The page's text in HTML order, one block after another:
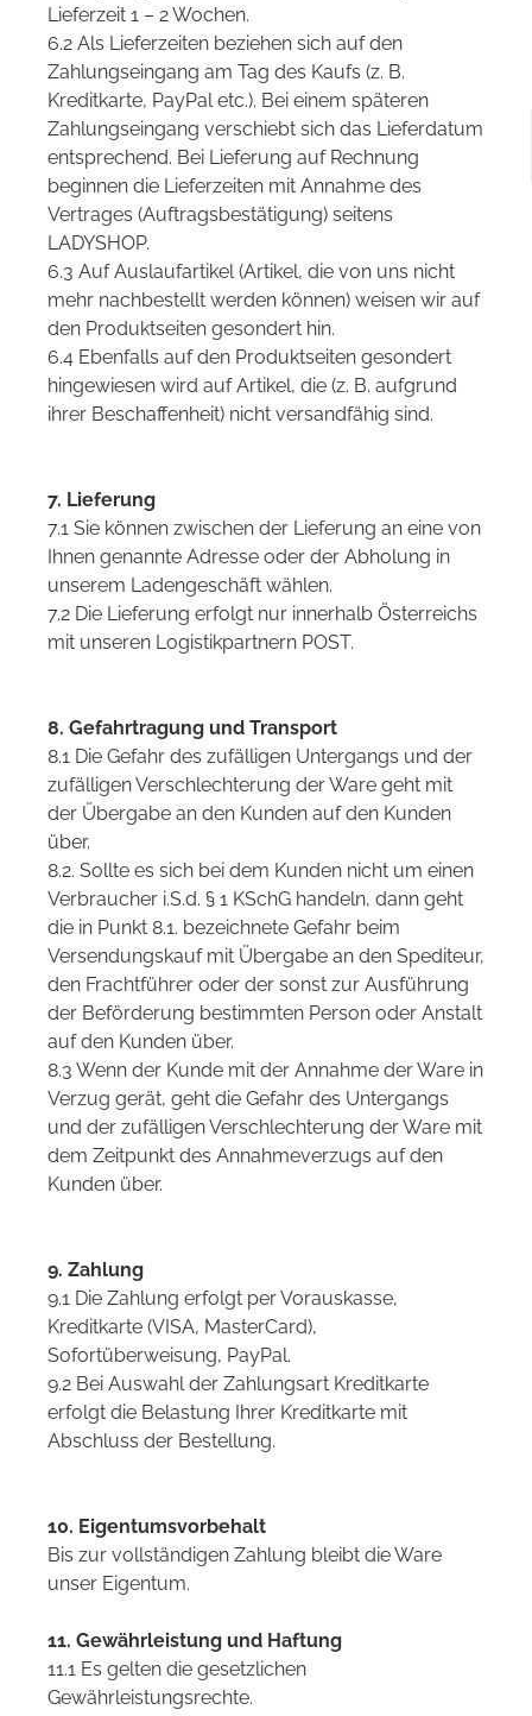
Lieferzeit 1 – 2 Wochen.
6.2 Als Lieferzeiten beziehen sich auf den
Zahlungseingang am Tag des Kaufs (z. B.
Kreditkarte, PayPal etc.). Bei einem späteren
Zahlungseingang verschiebt sich das Lieferdatum
entsprechend. Bei Lieferung auf Rechnung
beginnen die Lieferzeiten mit Annahme des
Vertrages (Auftragsbestätigung) seitens
LADYSHOP.
6.3 Auf Auslaufartikel (Artikel, die von uns nicht
mehr nachbestellt werden können) weisen wir auf
den Produktseiten gesondert hin.
6.4 Ebenfalls auf den Produktseiten gesondert
hingewiesen wird auf Artikel, die (z. B. aufgrund
ihrer Beschaffenheit) nicht versandfähig sind.
7. Lieferung
7.1 Sie können zwischen der Lieferung an eine von
Ihnen genannte Adresse oder der Abholung in
unserem Ladengeschäft wählen.
7.2 Die Lieferung erfolgt nur innerhalb Österreichs
mit unseren Logistikpartnern POST.
8. Gefahrtragung und Transport
8.1 Die Gefahr des zufälligen Untergangs und der
zufälligen Verschlechterung der Ware geht mit
der Übergabe an den Kunden auf den Kunden
über.
8.2. Sollte es sich bei dem Kunden nicht um einen
Verbraucher i.S.d. § 1 KSchG handeln, dann geht
die in Punkt 8.1. bezeichnete Gefahr beim
Versendungskauf mit Übergabe an den Spediteur,
den Frachtführer oder der sonst zur Ausführung
der Beförderung bestimmten Person oder Anstalt
auf den Kunden über.
8.3 Wenn der Kunde mit der Annahme der Ware in
Verzug gerät, geht die Gefahr des Untergangs
und der zufälligen Verschlechterung der Ware mit
dem Zeitpunkt des Annahmeverzugs auf den
Kunden über.
9. Zahlung
9.1 Die Zahlung erfolgt per Vorauskasse,
Kreditkarte (VISA, MasterCard),
Sofortüberweisung, PayPal.
9.2 Bei Auswahl der Zahlungsart Kreditkarte
erfolgt die Belastung Ihrer Kreditkarte mit
Abschluss der Bestellung.
10. Eigentumsvorbehalt
Bis zur vollständigen Zahlung bleibt die Ware
unser Eigentum.
11. Gewährleistung und Haftung
11.1 Es gelten die gesetzlichen
Gewährleistungsrechte.